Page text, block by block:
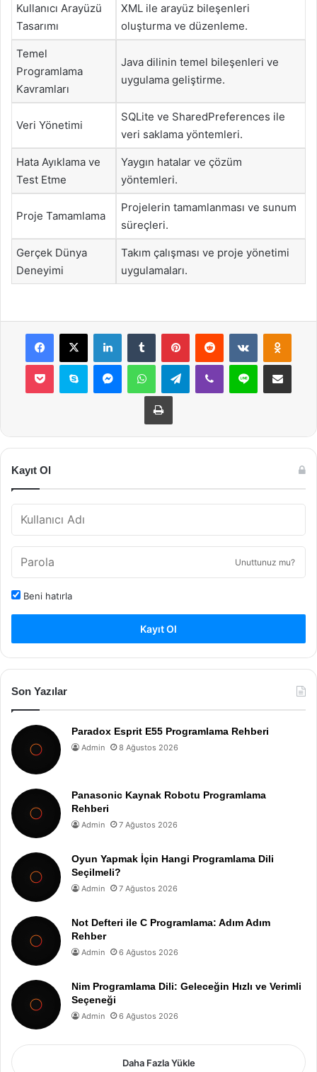
Kullanıcı Arayüzü
Tasarımı
XML ile arayüz bileşenleri
oluşturma ve düzenleme.
Temel
Programlama
Kavramları
Java dilinin temel bileşenleri ve
uygulama geliştirme.
Veri Yönetimi
SQLite ve SharedPreferences ile
veri saklama yöntemleri.
Hata Ayıklama ve
Test Etme
Yaygın hatalar ve çözüm
yöntemleri.
Proje Tamamlama
Projelerin tamamlanması ve sunum
süreçleri.
Gerçek Dünya
Deneyimi
Takım çalışması ve proje yönetimi
uygulamaları.
Facebook
X LinkedInTumblr PinterestReddit VKontakte
Pocket Skype MessengerWhatsAppTelegramViber Line E-Posta ile
Yazdır
Kayıt Ol
Unuttunuz mu?
Beni hatırla
Kayıt Ol
Son Yazılar
Paradox Esprit E55 Programlama Rehberi
Admin 8 Ağustos 2026
Panasonic Kaynak Robotu Programlama
Rehberi
Admin 7 Ağustos 2026
Oyun Yapmak İçin Hangi Programlama Dili
Seçilmeli?
Admin 7 Ağustos 2026
Not Defteri ile C Programlama: Adım Adım
Rehber
Admin 6 Ağustos 2026
Nim Programlama Dili: Geleceğin Hızlı ve Verimli
Seçeneği
Admin 6 Ağustos 2026
Daha Fazla Yükle